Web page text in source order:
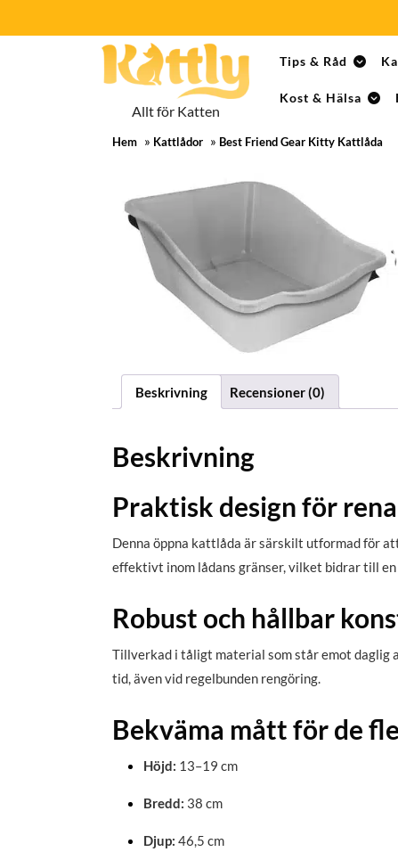
Allt för Katten
Tips & Råd
Kost & Hälsa
Hem » Kattlådor » Best Friend Gear Kitty Kattlåda
Beskrivning Recensioner (0)
Beskrivning
Praktisk design för
Denna öppna kattlåda är särskilt utformad för
effektivt inom lådans gränser, vilket bidrar till
Robust och hållbar
Tillverkad i tåligt material som står emot daglig
tid, även vid regelbunden rengöring.
Bekväma mått för de
Höjd: 13–19 cm
Bredd: 38 cm
Djup: 46,5 cm